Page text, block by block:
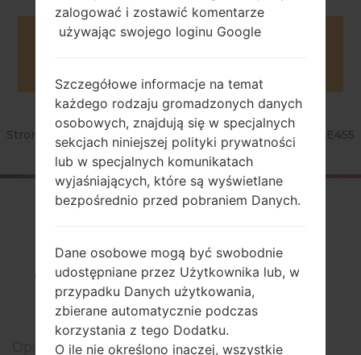
Buy accessories on Amazon
Strona startowa → Seria → LG Optimus L5 II Dual LGE455
Firmware
LGE455(LGE455)
akaLG Optimus L5 II
Dual
Оpis regionów oprogramowania układowego dla
zalogować i zostawić komentarze
używając swojego loginu Google
Szczegółowe informacje na temat
każdego rodzaju gromadzonych danych
osobowych, znajdują się w specjalnych
sekcjach niniejszej polityki prywatności
lub w specjalnych komunikatach
wyjaśniających, które są wyświetlane
bezpośrednio przed pobraniem Danych.
Dane osobowe mogą być swobodnie
udostępniane przez Użytkownika lub, w
przypadku Danych użytkowania,
zbierane automatycznie podczas
korzystania z tego Dodatku.
O ile nie określono inaczej, wszystkie